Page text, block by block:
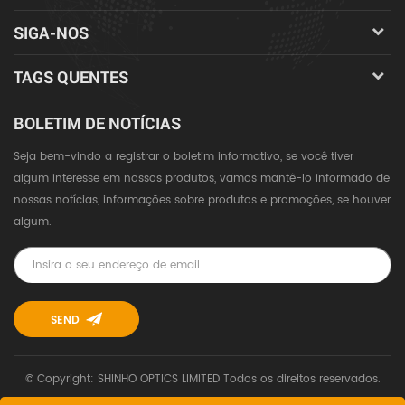
SIGA-NOS
TAGS QUENTES
BOLETIM DE NOTÍCIAS
Seja bem-vindo a registrar o boletim informativo, se você tiver
algum interesse em nossos produtos, vamos mantê-lo informado de
nossas notícias, informações sobre produtos e promoções, se houver
algum.
© Copyright: SHINHO OPTICS LIMITED Todos os direitos reservados.